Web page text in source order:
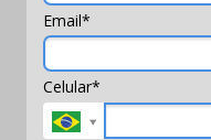
Email*
Celular*